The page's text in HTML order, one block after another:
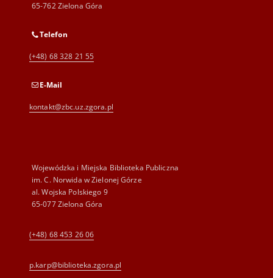
65-762 Zielona Góra
Telefon
(+48) 68 328 21 55
E-Mail
kontakt@zbc.uz.zgora.pl
Wojewódzka i Miejska Biblioteka Publiczna
im. C. Norwida w Zielonej Górze
al. Wojska Polskiego 9
65-077 Zielona Góra
(+48) 68 453 26 06
p.karp@biblioteka.zgora.pl